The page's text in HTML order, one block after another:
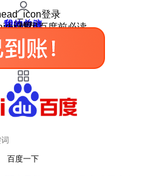
登录
我的关注
我的收藏
皮肤中心
用户反馈
设置
使用百度前必读
百度一下